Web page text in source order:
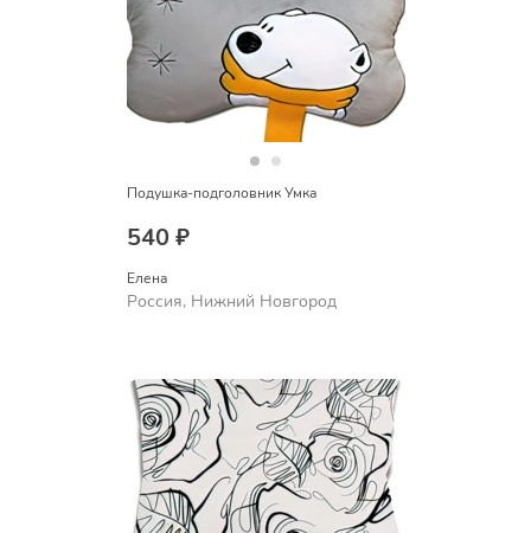
Подушка-подголовник Умка
540 ₽
Елена
Россия, Нижний Новгород